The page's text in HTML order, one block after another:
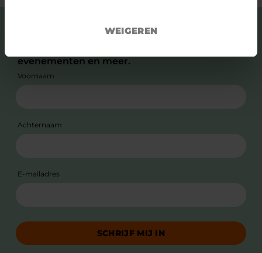
WEIGEREN
Schrijf je in voor onze nieuwsbrief en blijf op
evenementen en meer.
Voornaam
Achternaam
E-mailadres
SCHRIJF MIJ IN